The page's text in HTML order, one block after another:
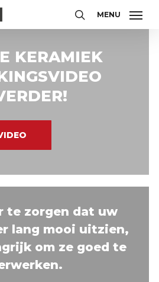
Zoeken
MENU
KERAMIEK
te zorgen dat uw
lang mooi uitzien,
om ze goed te